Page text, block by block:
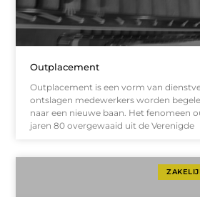
Outplacement
Outplacement is een vorm van
ontslagen medewerkers worden
naar een nieuwe baan. Het fenomeen
jaren 80 overgewaaid uit de Verenigde